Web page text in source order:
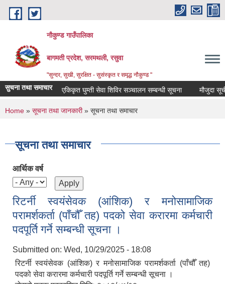
Skip to main content
नौकुण्ड गाउँपालिका
बागमती प्रदेश, सरमथली, रसुवा
"सुन्दर, सुखी, सुरक्षित - सुसंस्कृत र समृद्ध नौकुण्ड "
सुचना तथा समाचार एकिकृत घुम्ती सेवा शिविर सञ्‍चालन सम्बन्धी सूचना मौजुदा सूची
You are here
Home » सूचना तथा जानकारी» सूचना तथा समाचार
सूचना तथा समाचार
आर्थिक वर्ष
रिटर्नी स्वयंसेवक (आंशिक) र मनोसामाजिक
परामर्शकर्ता (पाँचौँ तह) पदको सेवा करारमा कर्मचारी
पदपूर्ति गर्ने सम्बन्धी सूचना ।
Submitted on: Wed, 10/29/2025 - 18:08
रिटर्नी स्वयंसेवक (आंशिक) र मनोसामाजिक परामर्शकर्ता (पाँचौँ तह)
पदको सेवा करारमा कर्मचारी पदपूर्ति गर्ने सम्बन्धी सूचना ।